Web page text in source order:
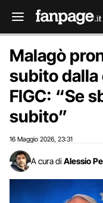
Malagò
subito
FIGC: “Se
subito”
16 Maggio 2026 23:31
A cura di Alessio